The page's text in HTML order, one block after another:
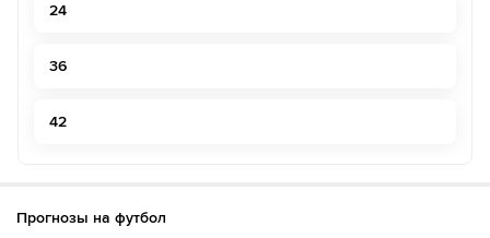
24
36
42
Прогнозы на футбол